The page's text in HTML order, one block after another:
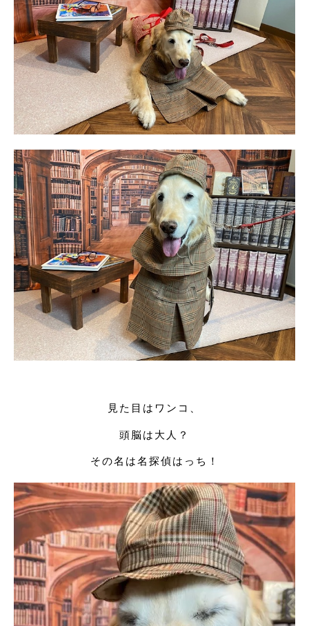
見た目はワンコ、
頭脳は大人？
その名は名探偵はっち！